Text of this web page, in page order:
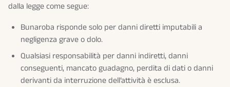
dalla legge come segue:
Bunaroba risponde solo per danni diretti imputabili a
negligenza grave o dolo.
Qualsiasi responsabilità per danni indiretti, danni
conseguenti, mancato guadagno, perdita di dati o danni
derivanti da interruzione dell’attività è esclusa.